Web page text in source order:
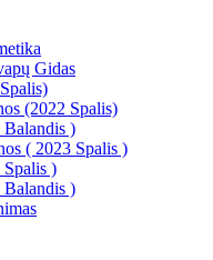
Gidas
(2022 Spalis)
Balandis )
( 2023 Spalis )
)
Balandis )